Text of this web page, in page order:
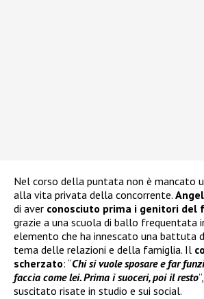
Nel corso della puntata non è mancato
alla vita privata della concorrente.
di aver conosciuto prima i genitori del
grazie a una scuola di ballo frequentata
elemento che ha innescato una battuta
tema delle relazioni e della famiglia. Il
scherzato: “Chi si vuole sposare e far
faccia come lei. Prima i suoceri, poi il resto
suscitato risate in studio e sui social.